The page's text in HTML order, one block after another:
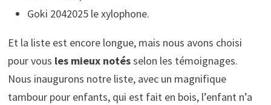
Goki 2042025 le xylophone.
Et la liste est encore longue, mais nous avons choisi
pour vous les mieux notésselon les témoignages.
Nous inaugurons notre liste, avec un magnifique
tambour pour enfants, qui est fait en bois, l’enfant n’a